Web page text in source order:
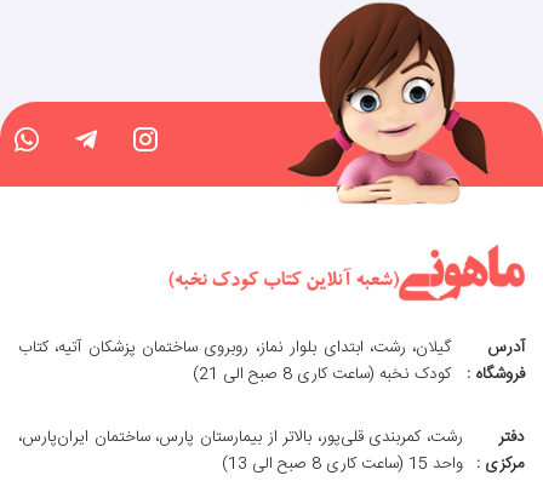
آدرس
فروشگاه :
گیلان، رشت، ابتدای بلوار نماز، روبروی ساختمان پزشکان آتیه، کتاب
کودک نخبه (ساعت کاری 8 صبح الی 21)
دفتر
مرکزی :
رشت، کمربندی قلی‌پور، بالاتر از بیمارستان پارس، ساختمان ایران‌پارس،
واحد 15 (ساعت کاری 8 صبح الی 13)